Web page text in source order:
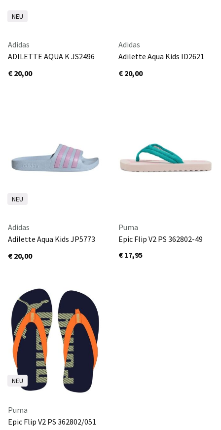
NEU
Adidas
ADILETTE AQUA K JS2496
€ 20,00
Adidas
Adilette Aqua Kids ID2621
€ 20,00
NEU
Adidas
Adilette Aqua Kids JP5773
€ 20,00
Puma
Epic Flip V2 PS 362802-49
€ 17,95
NEU
Puma
Epic Flip V2 PS 362802/051